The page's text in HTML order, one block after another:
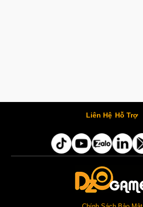
Liên Hệ Hỗ Trợ